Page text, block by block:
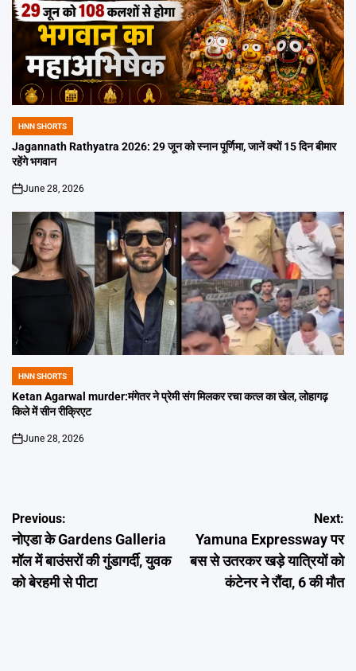
POSTED
IN
HNN SHORTS
Jagannath Rathyatra 2026: 29 जून को स्नान पूर्णिमा, जानें क्यों 15 दिन बीमार
रहेंगे भगवान
on
June 28, 2026
POSTED
IN
HNN SHORTS
Ketan Agarwal murder:मंगेतर ने प्रेमी संग मिलकर रचा कत्ल का खेल, लोहागढ़
किले में सीन रीक्रिएट
on
June 28, 2026
Post
navigation
Previous:
नोएडा के Gardens Galleria
मॉल में बाउंसरों की गुंडागर्दी, युवक
को बेरहमी से पीटा
Next:
Yamuna Expressway पर
बस से उतरकर खड़े यात्रियों को
कंटेनर ने रौंदा, 6 की मौत